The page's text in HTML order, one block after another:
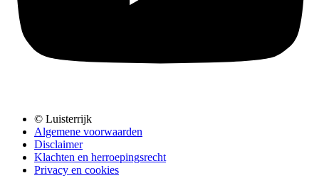
© Luisterrijk
Algemene voorwaarden
Disclaimer
Klachten en herroepingsrecht
Privacy en cookies